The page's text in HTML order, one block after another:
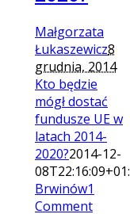
Małgorzata
Łukaszewicz8
grudnia, 2014
Kto będzie
mógł dostać
fundusze UE w
latach 2014-
2020?2014-12-
Brwinów1
Comment